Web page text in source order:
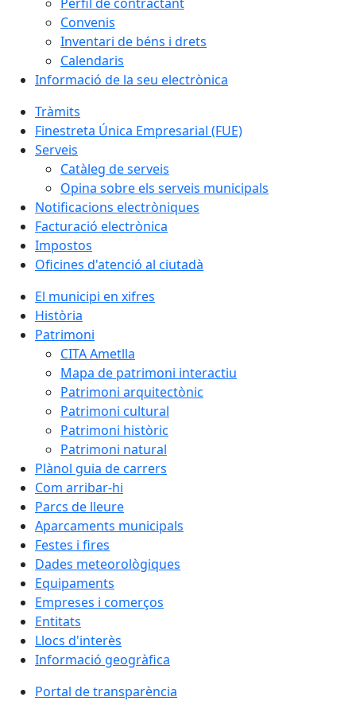
Perfil de contractant
Convenis
Inventari de béns i drets
Calendaris
Informació de la seu electrònica
Tràmits
Finestreta Única Empresarial (FUE)
Serveis
Catàleg de serveis
Opina sobre els serveis municipals
Notificacions electròniques
Facturació electrònica
Impostos
Oficines d'atenció al ciutadà
El municipi en xifres
Història
Patrimoni
CITA Ametlla
Mapa de patrimoni interactiu
Patrimoni arquitectònic
Patrimoni cultural
Patrimoni històric
Patrimoni natural
Plànol guia de carrers
Com arribar-hi
Parcs de lleure
Aparcaments municipals
Festes i fires
Dades meteorològiques
Equipaments
Empreses i comerços
Entitats
Llocs d'interès
Informació geogràfica
Portal de transparència